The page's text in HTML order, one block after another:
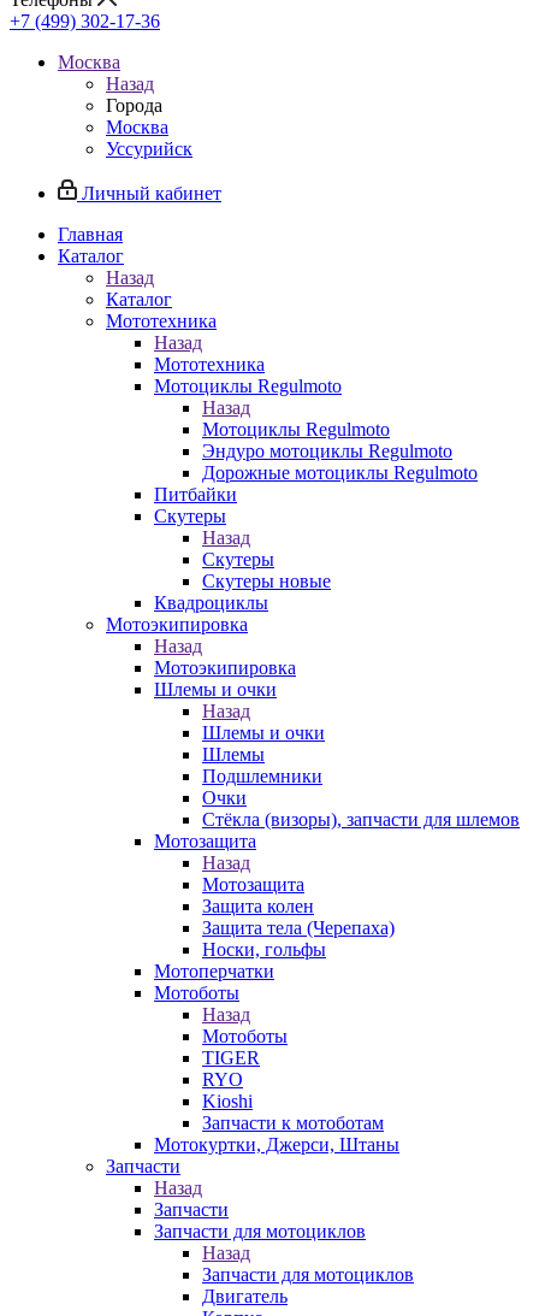
+7 (499) 302-17-36
Москва
Назад
Города
Москва
Уссурийск
Личный кабинет
Главная
Каталог
Назад
Каталог
Мототехника
Назад
Мототехника
Мотоциклы Regulmoto
Назад
Мотоциклы Regulmoto
Эндуро мотоциклы Regulmoto
Дорожные мотоциклы Regulmoto
Питбайки
Скутеры
Назад
Скутеры
Скутеры новые
Квадроциклы
Мотоэкипировка
Назад
Мотоэкипировка
Шлемы и очки
Назад
Шлемы и очки
Шлемы
Подшлемники
Очки
Стёкла (визоры), запчасти для шлемов
Мотозащита
Назад
Мотозащита
Защита колен
Защита тела (Черепаха)
Носки, гольфы
Мотоперчатки
Мотоботы
Назад
Мотоботы
TIGER
RYO
Kioshi
Запчасти к мотоботам
Мотокуртки, Джерси, Штаны
Запчасти
Назад
Запчасти
Запчасти для мотоциклов
Назад
Запчасти для мотоциклов
Двигатель